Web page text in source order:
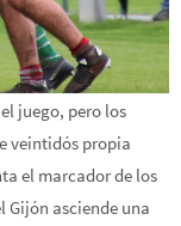
juego, pero los
veintidós propia
el marcador de los
Gijón asciende una